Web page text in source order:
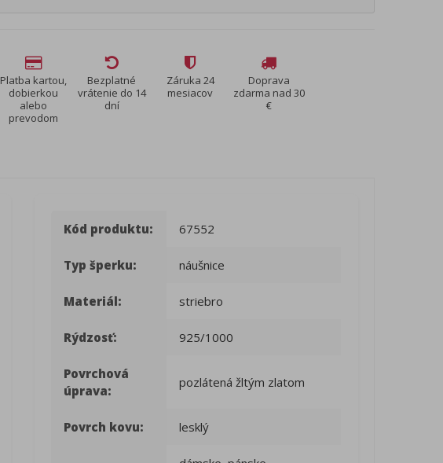
Platba kartou,
dobierkou
alebo
prevodom
Bezplatné
vrátenie do 14
dní
Záruka 24
mesiacov
Doprava
zdarma nad 30
€
Kód produktu: 67552
Typ šperku: náušnice
Materiál: striebro
Rýdzosť: 925/1000
Povrchová
úprava:
pozlátená žltým zlatom
Povrch kovu: lesklý